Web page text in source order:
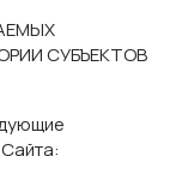
СУБЪЕКТОВ